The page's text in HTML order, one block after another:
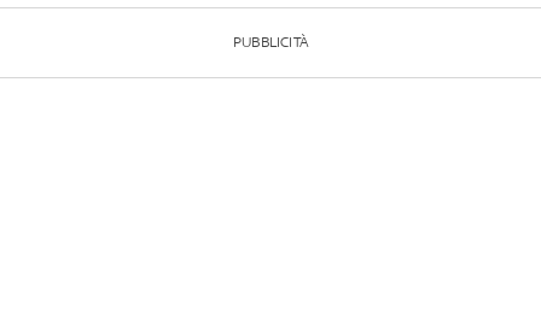
PUBBLICITÀ